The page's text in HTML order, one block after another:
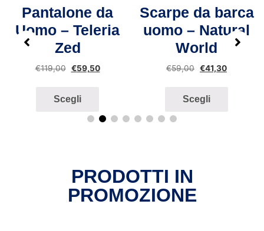
Pantalone da
Uomo – Teleria
Zed
€119,00 €59,50
Scegli
Scarpe da barca
uomo – Natural
World
€59,00 €41,30
Scegli
PRODOTTI IN
PROMOZIONE